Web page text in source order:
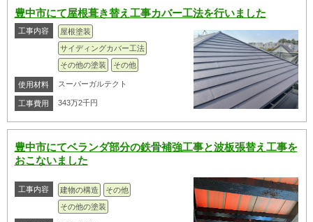
豊中市にて屋根葺き替え工事カバー工法を行いました
工事内容
屋根塗装
サイディングカバー工法
その他の塗装
その他
使用材料 スーバーガルテクト
工事費用 343万2千円
豊中市にてベランダ部分の鉄骨補強工事と波板張替え工事を
おこないました
工事内容 建物の構造
その他
その他の塗装